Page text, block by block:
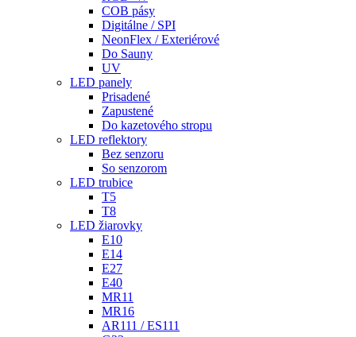
COB pásy
Digitálne / SPI
NeonFlex / Exteriérové
Do Sauny
UV
LED panely
Prisadené
Zapustené
Do kazetového stropu
LED reflektory
Bez senzoru
So senzorom
LED trubice
T5
T8
LED žiarovky
E10
E14
E27
E40
MR11
MR16
AR111 / ES111